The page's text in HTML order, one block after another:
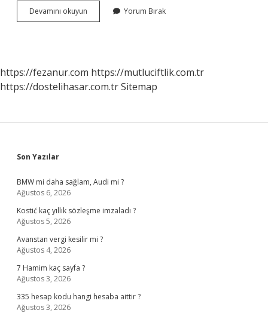
Devamını okuyun Gebelikte
Ayrıntılı
Yorum Bırak
https://fezanur.com https://mutluciftlik.com.tr
https://dostelihasar.com.trSitemap
Sidebar
Son Yazılar
BMW mi daha sağlam, Audi mi ?
Ağustos 6, 2026
Kostić kaç yıllık sözleşme imzaladı ?
Ağustos 5, 2026
Avanstan vergi kesilir mi ?
Ağustos 4, 2026
7 Hamim kaç sayfa ?
Ağustos 3, 2026
335 hesap kodu hangi hesaba aittir ?
Ağustos 3, 2026